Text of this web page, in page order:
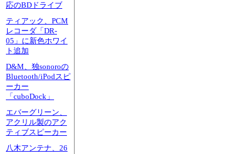
応のBDドライブ
ティアック、PCM
レコーダ「DR-
05」に新色ホワイ
ト追加
D&M、独sonoroの
Bluetooth/iPodスピ
ーカー
「cuboDock」
エバーグリーン、
アクリル製のアク
ティブスピーカー
八木アンテナ、26